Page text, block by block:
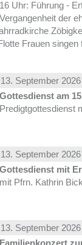
16 Uhr: Führung -
Vergangenheit der
Frauen
September
Gottesdienst am
Predigtgottesdienst
September
Gottesdienst mit
mit Pfrn. Kathrin
September
Familienkonzert